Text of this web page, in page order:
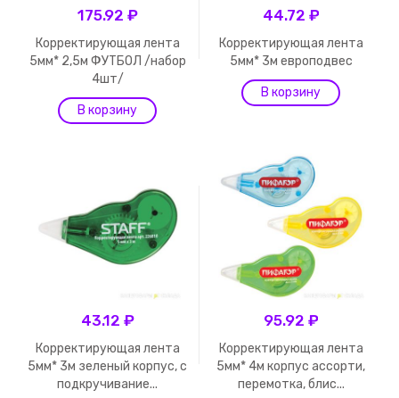
175.92 ₽
Корректирующая лента
5мм* 2,5м ФУТБОЛ /набор
4шт/
44.72 ₽
Корректирующая лента
5мм* 3м европодвес
43.12 ₽
Корректирующая лента
5мм* 3м зеленый корпус, с
подкручивание...
95.92 ₽
Корректирующая лента
5мм* 4м корпус ассорти,
перемотка, блис...